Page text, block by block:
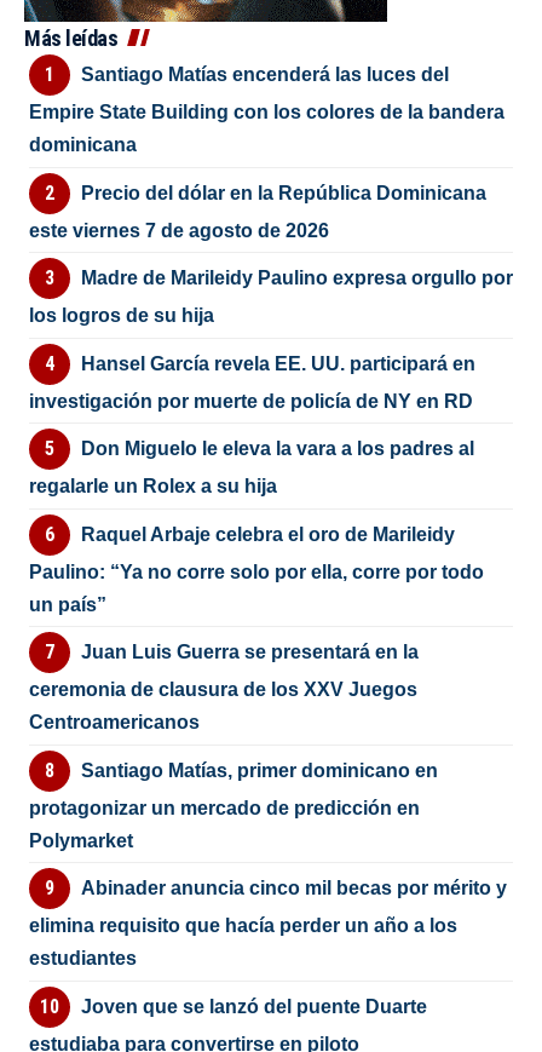
Más leídas
Santiago Matías encenderá las luces del
Empire State Building con los colores de la bandera
dominicana
Precio del dólar en la República Dominicana
este viernes 7 de agosto de 2026
Madre de Marileidy Paulino expresa orgullo por
los logros de su hija
Hansel García revela EE. UU. participará en
investigación por muerte de policía de NY en RD
Don Miguelo le eleva la vara a los padres al
regalarle un Rolex a su hija
Raquel Arbaje celebra el oro de Marileidy
Paulino: “Ya no corre solo por ella, corre por todo
un país”
Juan Luis Guerra se presentará en la
ceremonia de clausura de los XXV Juegos
Centroamericanos
Santiago Matías, primer dominicano en
protagonizar un mercado de predicción en
Polymarket
Abinader anuncia cinco mil becas por mérito y
elimina requisito que hacía perder un año a los
estudiantes
Joven que se lanzó del puente Duarte
estudiaba para convertirse en piloto